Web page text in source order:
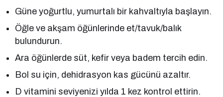
Güne yoğurtlu, yumurtalı bir kahvaltıyla başlayın.
Öğle ve akşam öğünlerinde et/tavuk/balık
bulundurun.
Ara öğünlerde süt, kefir veya badem tercih edin.
Bol su için, dehidrasyon kas gücünü azaltır.
D vitamini seviyenizi yılda 1 kez kontrol ettirin.